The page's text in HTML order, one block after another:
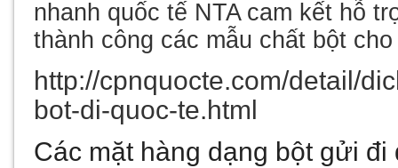
nhanh quốc tế NTA cam kết hỗ
thành công các mẫu chất bột
http://cpnquocte.com/detail/
bot-di-quoc-te.html
Các mặt hàng dạng bột gửi đi